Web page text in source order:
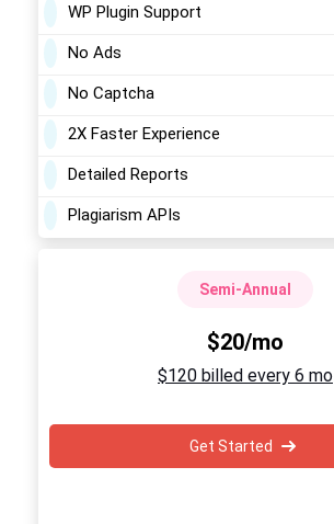
WP Plugin Support
No Ads
No Captcha
2X Faster Experience
Detailed Reports
Plagiarism APIs
Semi-Annual
$20/mo
$120 billed every 6 mo
Get Started